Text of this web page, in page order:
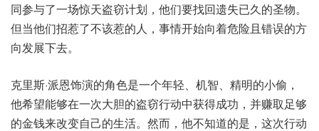
同参与了一场惊天盗窃计划，他们要找回遗失已久的圣物。
但当他们招惹了不该惹的人，事情开始向着危险且错误的方
向发展下去。
克里斯·派恩饰演的角色是一个年轻、机智、精明的小偷，
他希望能够在一次大胆的盗窃行动中获得成功，并赚取足够
的金钱来改变自己的生活。然而，他不知道的是，这次行动